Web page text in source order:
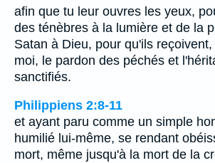
afin que tu leur ouvres les yeux,
des ténèbres à la lumière et de la
Satan à Dieu, pour qu'ils
moi, le pardon des péchés et
sanctifiés.
Philippiens 2:8-11
et ayant paru comme un simple
humilié lui-même, se rendant
mort, même jusqu'à la mort de la